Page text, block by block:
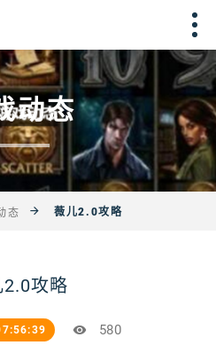
动态
态 薇儿2.0攻略
2.0攻略
580